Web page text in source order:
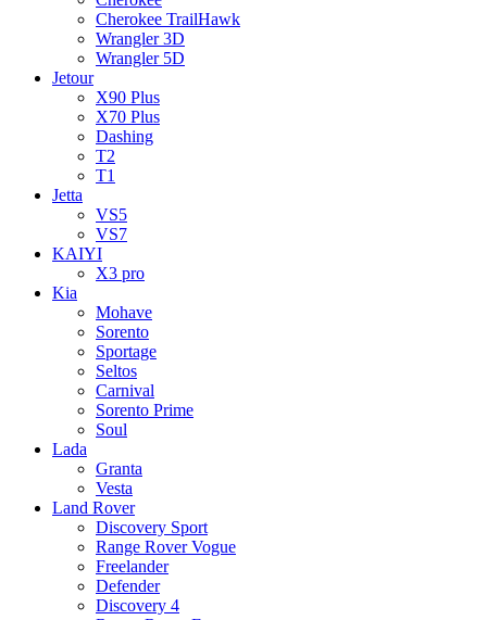
Cherokee TrailHawk
Wrangler 3D
Wrangler 5D
Jetour
X90 Plus
X70 Plus
Dashing
T2
T1
Jetta
VS5
VS7
KAIYI
X3 pro
Kia
Mohave
Sorento
Sportage
Seltos
Carnival
Sorento Prime
Soul
Lada
Granta
Vesta
Land Rover
Discovery Sport
Range Rover Vogue
Freelander
Defender
Discovery 4